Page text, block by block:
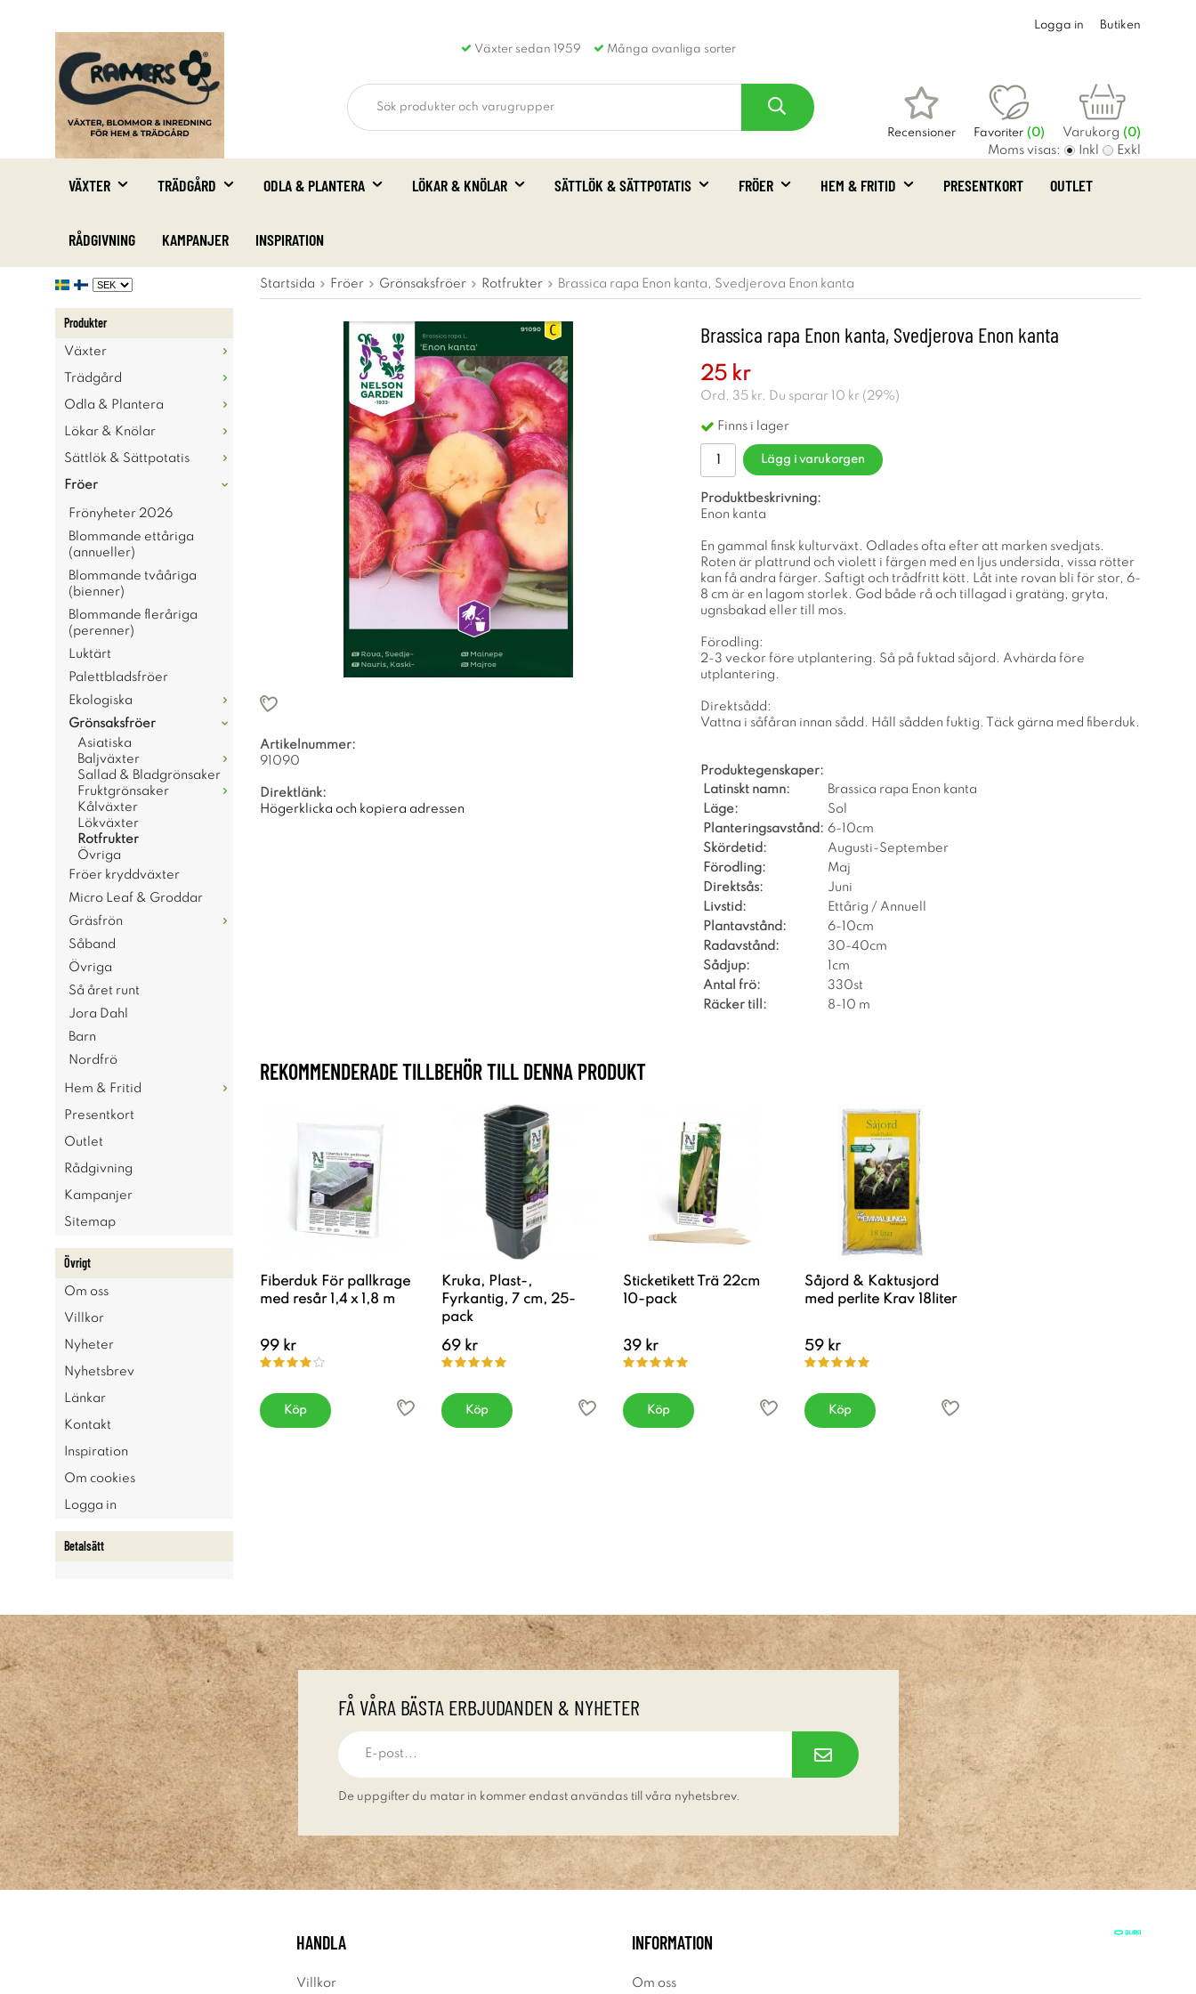
Växter sedan 1959 Många ovanliga sorter
Logga in Butiken
Recensioner Favoriter (0) Varukorg (0)
Moms visas: Inkl Exkl
VÄXTER TRÄDGÅRD ODLA & PLANTERA LÖKAR & KNÖLAR SÄTTLÖK & SÄTTPOTATIS FRÖER HEM & FRITID PRESENTKORT OUTLET
RÅDGIVNING KAMPANJER INSPIRATION
Produkter
Växter
Trädgård
Odla & Plantera
Lökar & Knölar
Sättlök & Sättpotatis
Fröer
Frönyheter 2026
Blommande ettåriga
(annueller)
Blommande tvååriga
(bienner)
Blommande fleråriga
(perenner)
Luktärt
Palettbladsfröer
Ekologiska
Grönsaksfröer
Asiatiska
Baljväxter
Sallad & Bladgrönsaker
Fruktgrönsaker
Kålväxter
Lökväxter
Rotfrukter
Övriga
Fröer kryddväxter
Micro Leaf & Groddar
Gräsfrön
Såband
Övriga
Så året runt
Jora Dahl
Barn
Nordfrö
Hem & Fritid
Presentkort
Outlet
Rådgivning
Kampanjer
Sitemap
Övrigt
Om oss
Villkor
Nyheter
Nyhetsbrev
Länkar
Kontakt
Inspiration
Om cookies
Logga in
Betalsätt
Startsida Fröer Grönsaksfröer Rotfrukter Brassica rapa Enon kanta, Svedjerova Enon kanta
Brassica rapa Enon kanta, Svedjerova Enon kanta
25 kr
Ord. 35 kr. Du sparar 10 kr ( 29%)
Finns i lager
Lägg i varukorgen
Produktbeskrivning:
Enon kanta
En gammal finsk kulturväxt. Odlades ofta efter att marken svedjats.
Roten är plattrund och violett i färgen med en ljus undersida, vissa rötter
kan få andra färger. Saftigt och trådfritt kött. Låt inte rovan bli för stor, 6-
8 cm är en lagom storlek. God både rå och tillagad i gratäng, gryta,
ugnsbakad eller till mos.
Förodling:
2-3 veckor före utplantering. Så på fuktad såjord. Avhärda före
utplantering.
Direktsådd:
Vattna i såfåran innan sådd. Håll sådden fuktig. Täck gärna med fiberduk.
Produktegenskaper:
Latinskt namn:
Brassica rapa Enon kanta
Läge:
Sol
Planteringsavstånd: 6-10cm
Skördetid:
Augusti-September
Förodling:
Maj
Direktsås:
Juni
Livstid:
Ettårig / Annuell
Plantavstånd:
6-10cm
Radavstånd:
30-40cm
Sådjup:
1cm
Antal frö:
330st
Räcker till:
8-10 m
Artikelnummer:
91090
Direktlänk:
Högerklicka och kopiera adressen
REKOMMENDERADE TILLBEHÖR TILL DENNA PRODUKT
Fiberduk För pallkrage
med resår 1,4 x 1,8 m
99 kr
Köp
Kruka, Plast-,
Fyrkantig, 7 cm, 25-
pack
69 kr
Köp
Sticketikett Trä 22cm
10-pack
39 kr
Köp
Såjord & Kaktusjord
med perlite Krav 18liter
59 kr
Köp
FÅ VÅRA BÄSTA ERBJUDANDEN & NYHETER
De uppgifter du matar in kommer endast användas till våra nyhetsbrev.
HANDLA
Villkor
INFORMATION
Om oss